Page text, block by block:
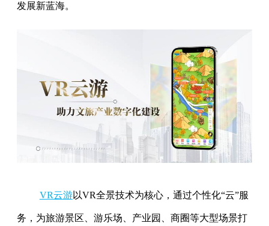
发展新蓝海。
VR云游以VR全景技术为核心，通过个性化“云”服
务，为旅游景区、游乐场、产业园、商圈等大型场景打